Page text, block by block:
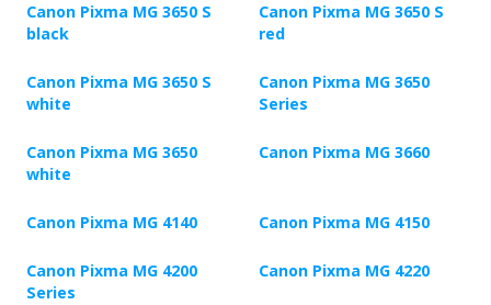
Canon Pixma MG 3650 S
black
Canon Pixma MG 3650 S
red
Canon Pixma MG 3650 S
white
Canon Pixma MG 3650
Series
Canon Pixma MG 3650
white
Canon Pixma MG 3660
Canon Pixma MG 4140 Canon Pixma MG 4150
Canon Pixma MG 4200
Series
Canon Pixma MG 4220